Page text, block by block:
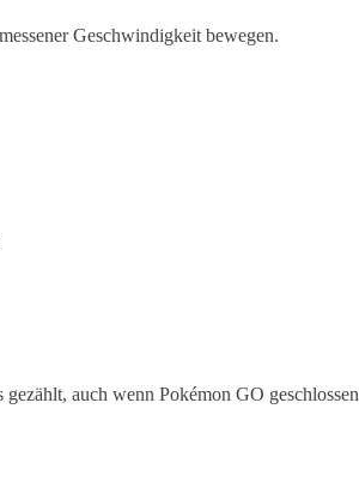
Geschwindigkeit bewegen.
auch wenn Pokémon GO geschlossen